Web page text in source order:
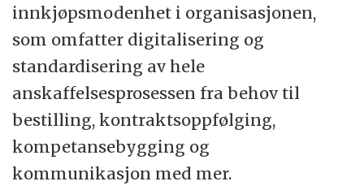
Innkjøpsseksjonen er en del av
økonomiavdelingen ved NMBU og holder
til på Norges vakreste campus på Ås, ca 30
min syd for Oslo. Vi er i dag ni ansatte ved
seksjonen med variert og bred kompetanse
og erfaring, høyt engasjement og et godt
arbeidsmiljø.
innkjøpsmodenhet i organisasjonen,
som omfatter digitalisering og
standardisering av hele
anskaffelsesprosessen fra behov til
bestilling, kontraktsoppfølging,
kompetansebygging og
kommunikasjon med mer.